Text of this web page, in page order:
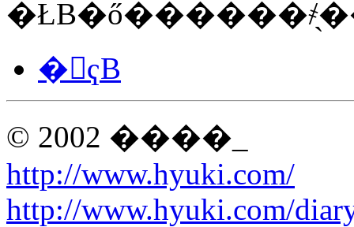
�𓚕ҁB
© 2002 ����_
http://www.hyuki.com/
http://www.hyuki.com/